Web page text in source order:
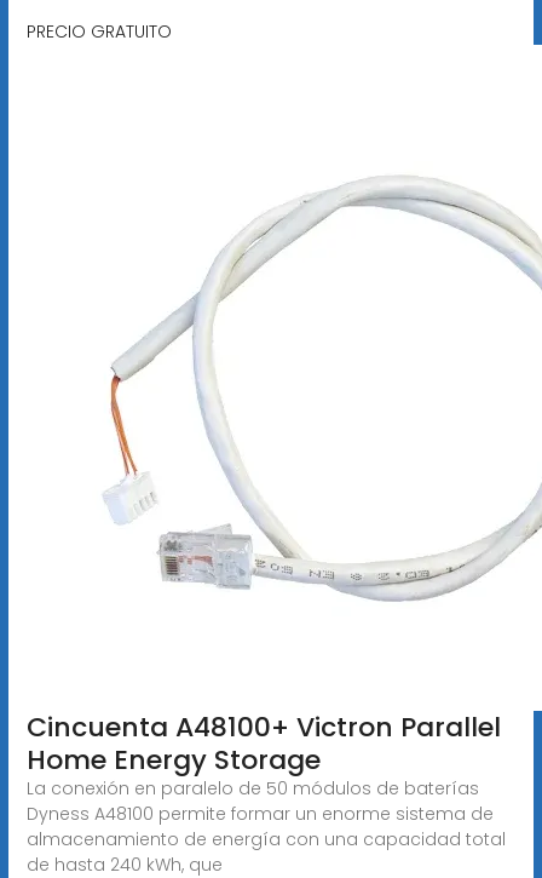
PRECIO GRATUITO
Cincuenta A48100+ Victron Parallel
Home Energy Storage
La conexión en paralelo de 50 módulos de baterías
Dyness A48100 permite formar un enorme sistema de
almacenamiento de energía con una capacidad total
de hasta 240 kWh, que